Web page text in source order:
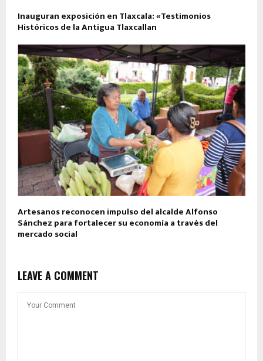
Inauguran exposición en Tlaxcala: «Testimonios
Históricos de la Antigua Tlaxcallan
Artesanos reconocen impulso del alcalde Alfonso
Sánchez para fortalecer su economía a través del
mercado social
LEAVE A COMMENT